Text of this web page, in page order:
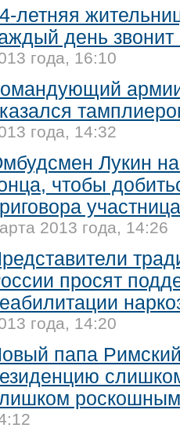
летняя
день
года, 16:10
года, 14:32
Лукин
чтобы
2013 года, 14:26
просят
года, 14:20
папа
роскошным